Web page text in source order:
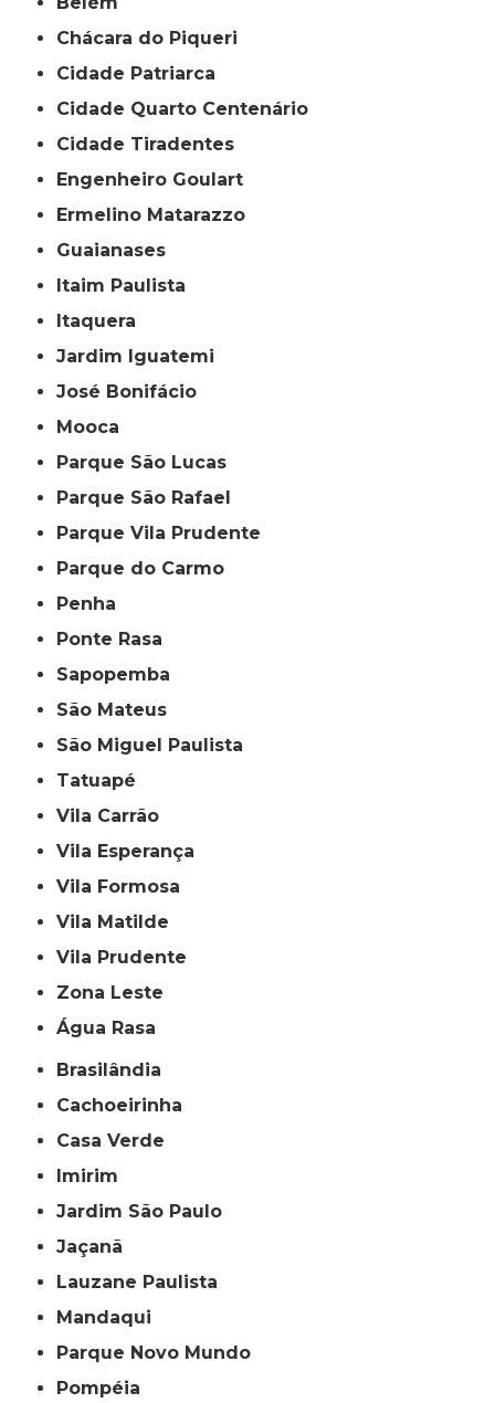
Chácara do Piqueri
Cidade Patriarca
Cidade Quarto Centenário
Cidade Tiradentes
Engenheiro Goulart
Ermelino Matarazzo
Guaianases
Itaim Paulista
Itaquera
Jardim Iguatemi
José Bonifácio
Mooca
Parque São Lucas
Parque São Rafael
Parque Vila Prudente
Parque do Carmo
Penha
Ponte Rasa
Sapopemba
São Mateus
São Miguel Paulista
Tatuapé
Vila Carrão
Vila Esperança
Vila Formosa
Vila Matilde
Vila Prudente
Zona Leste
Água Rasa
Brasilândia
Cachoeirinha
Casa Verde
Imirim
Jardim São Paulo
Jaçanã
Lauzane Paulista
Mandaqui
Parque Novo Mundo
Pompéia